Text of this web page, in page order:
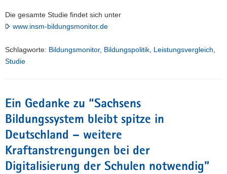
Die gesamte Studie findet sich unter
www.insm-bildungsmonitor.de
Schlagworte: Bildungsmonitor, Bildungspolitik Leistungsvergleich
Studie
Ein Gedanke zu “Sachsens
Bildungssystem bleibt spitze in
Deutschland – weitere
Kraftanstrengungen bei der
Digitalisierung der Schulen notwendig”